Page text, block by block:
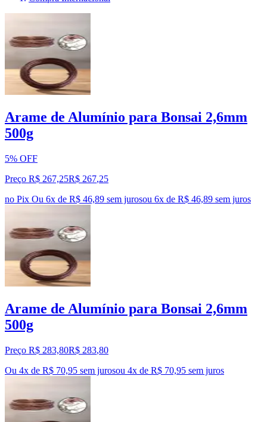
Arame de Alumínio para Bonsai 2,6mm
500g
5% OFF
Preço R$ 267,25R$ 267,25
no Pix Ou 6x de R$ 46,89 sem jurosou 6x de R$ 46,89 sem juros
Arame de Alumínio para Bonsai 2,6mm
500g
Preço R$ 283,80R$ 283,80
Ou 4x de R$ 70,95 sem jurosou 4x de R$ 70,95 sem juros